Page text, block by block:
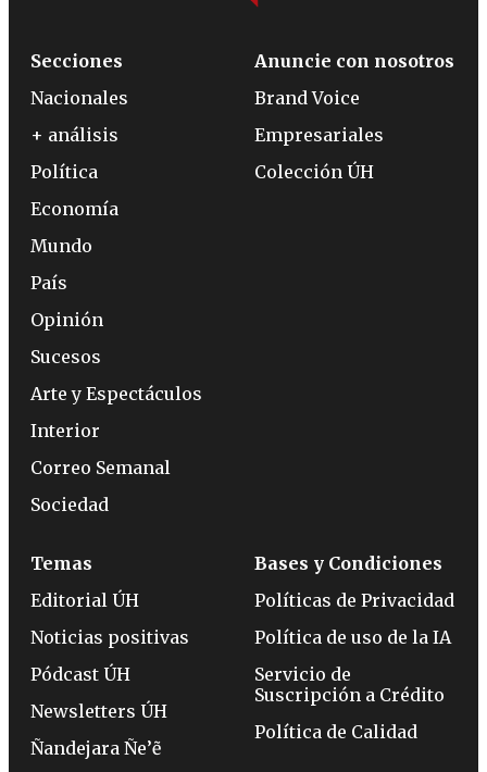
Secciones
Nacionales
+ análisis
Política
Economía
Mundo
País
Opinión
Sucesos
Arte y Espectáculos
Interior
Correo Semanal
Sociedad
Anuncie con nosotros
Brand Voice
Empresariales
Colección ÚH
Temas
Editorial ÚH
Noticias positivas
Pódcast ÚH
Newsletters ÚH
Ñandejara Ñe’ẽ
Bases y Condiciones
Políticas de Privacidad
Política de uso de la IA
Servicio de
Suscripción a Crédito
Política de Calidad